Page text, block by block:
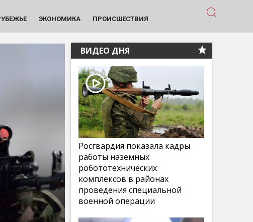
ЭКОНОМИКА ПРОИСШЕСТВИЯ
ВИДЕО ДНЯ
Росгвардия показала кадры
работы наземных
робототехнических
комплексов в районах
проведения специальной
военной операции